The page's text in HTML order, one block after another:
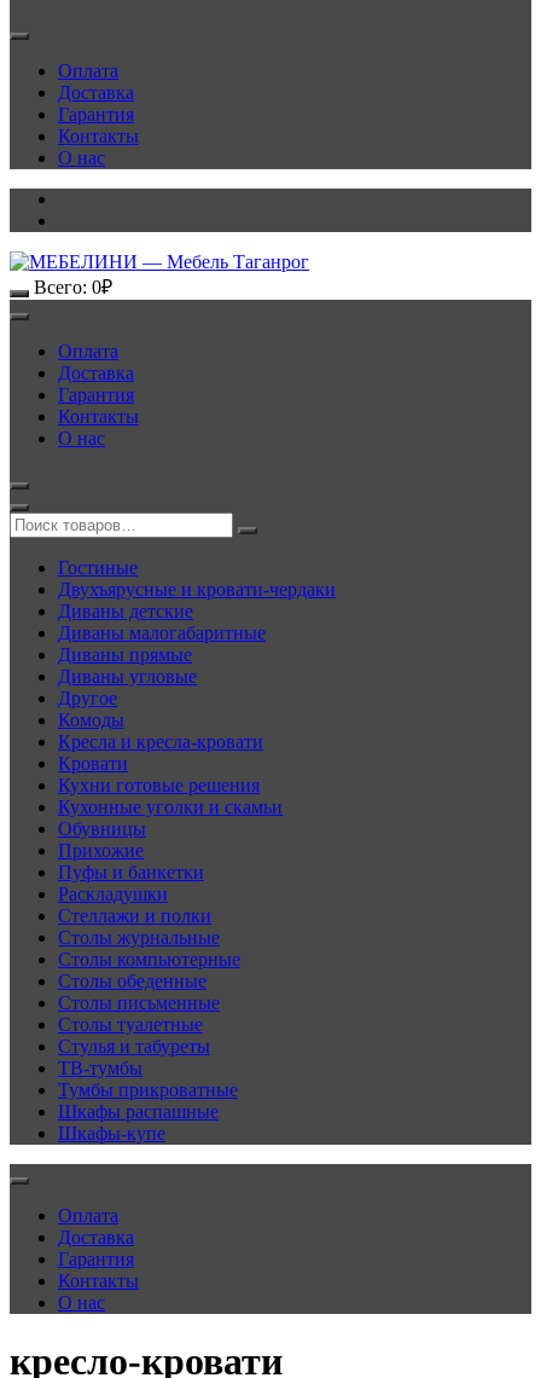
Оплата
Доставка
Гарантия
Контакты
О нас
Всего: 0₽
Оплата
Доставка
Гарантия
Контакты
О нас
Гостиные
Двухъярусные и кровати-чердаки
Диваны детские
Диваны малогабаритные
Диваны прямые
Диваны угловые
Другое
Комоды
Кресла и кресла-кровати
Кровати
Кухни готовые решения
Кухонные уголки и скамьи
Обувницы
Прихожие
Пуфы и банкетки
Раскладушки
Стеллажи и полки
Столы журнальные
Столы компьютерные
Столы обеденные
Столы письменные
Столы туалетные
Стулья и табуреты
ТВ-тумбы
Тумбы прикроватные
Шкафы распашные
Шкафы-купе
Оплата
Доставка
Гарантия
Контакты
О нас
кресло-кровати